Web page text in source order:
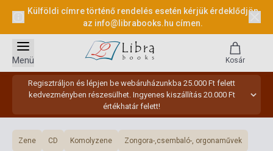
Külföldi címre történő rendelés esetén kérjük érdeklődjön
az info@librabooks.hu címen.
Regisztráljon és lépjen be webáruházunkba 25.000 Ft felett
kedvezményben részesülhet. Ingyenes kiszállítás 20.000 Ft
értékhatár felett!
Menü Kosár
Zene CD Komolyzene Zongora-,csembaló-, orgonaművek